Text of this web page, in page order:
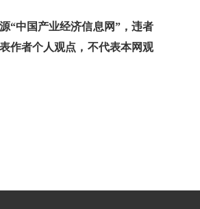
中国产业经济信息网”，违者
作者个人观点，不代表本网观